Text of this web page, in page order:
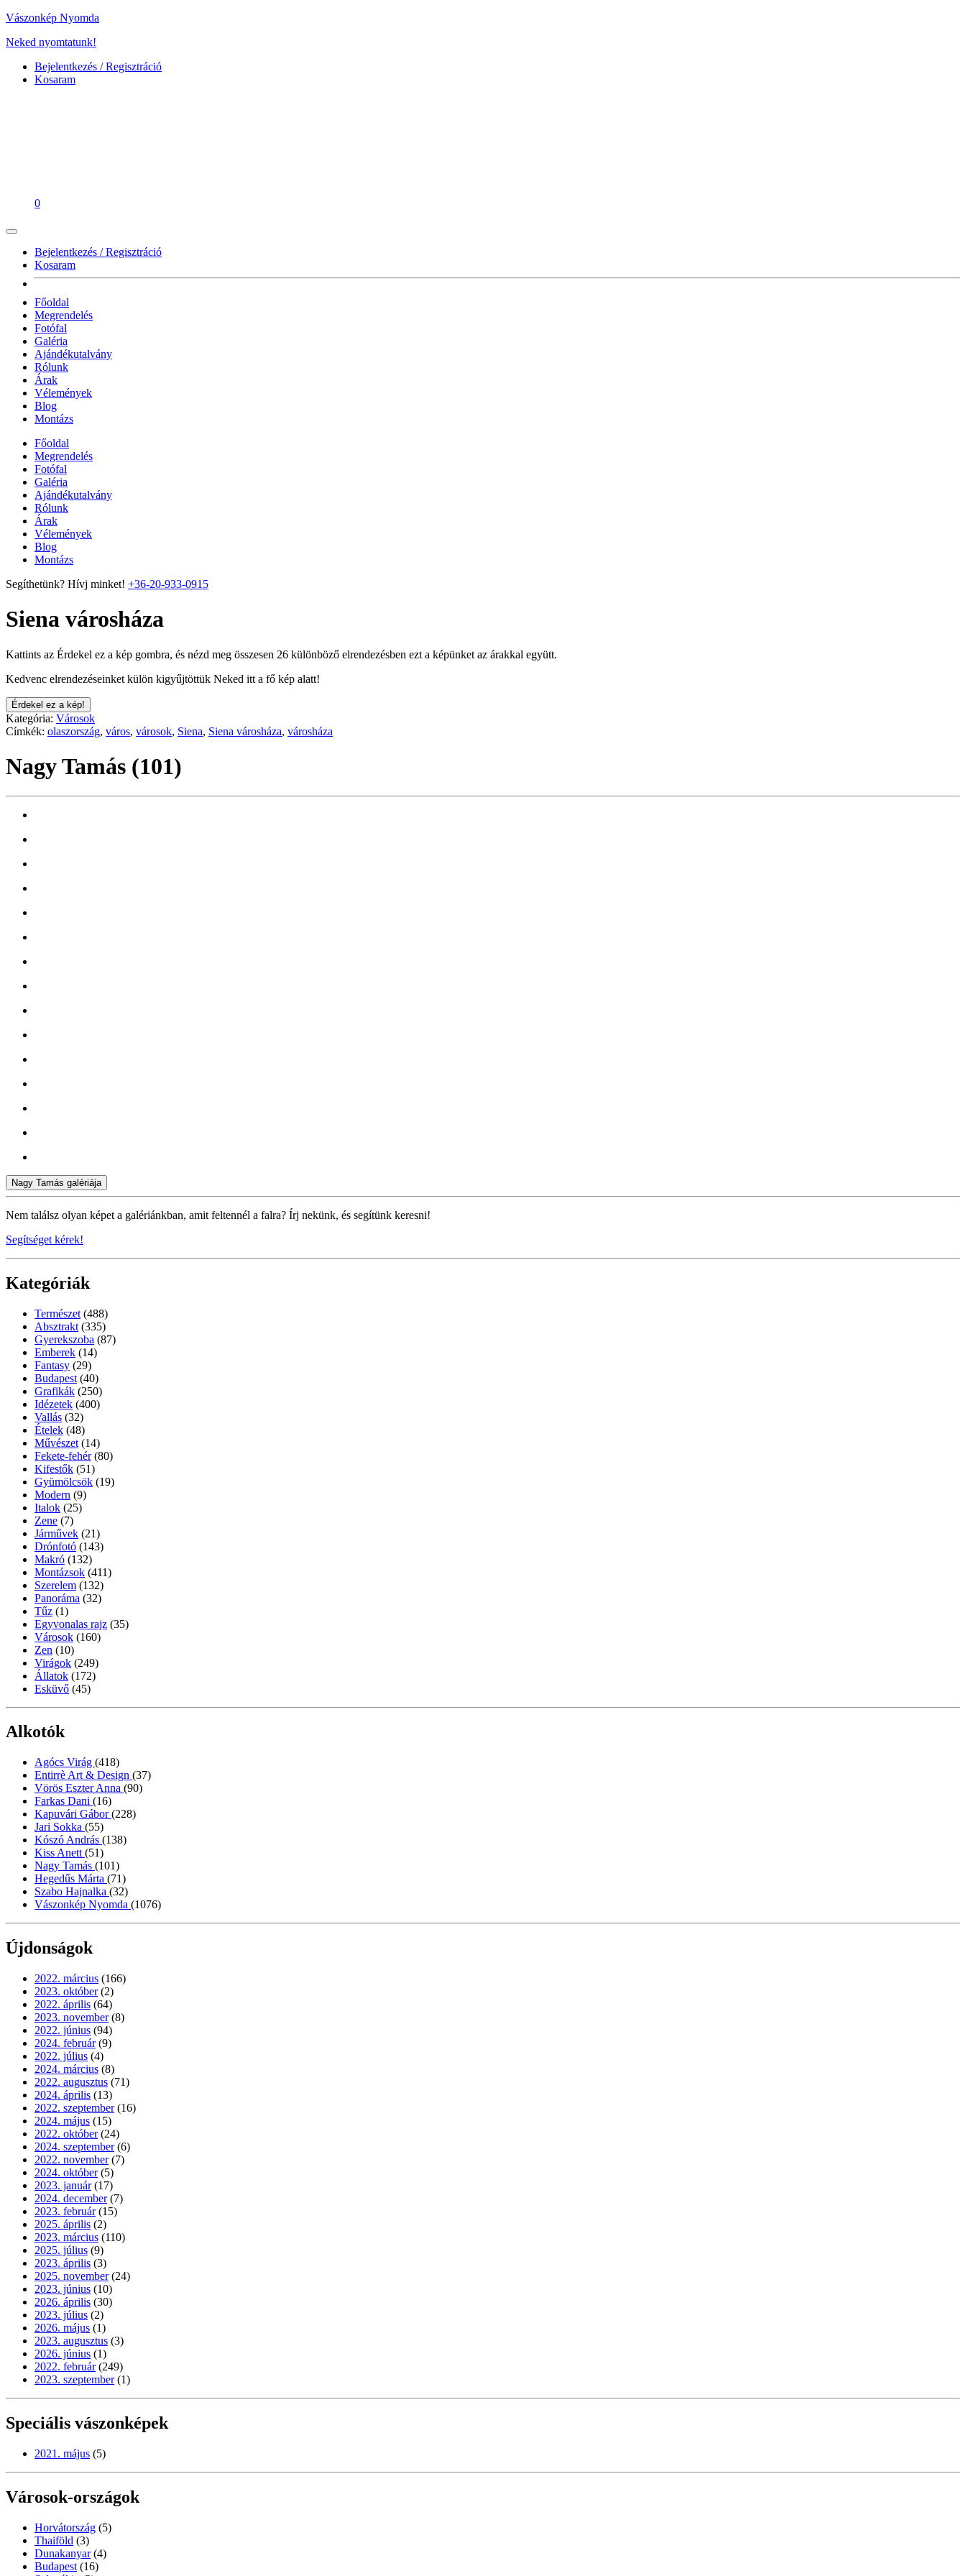
Vászonkép Nyomda
Neked nyomtatunk!
Bejelentkezés / Regisztráció
Kosaram
0
Bejelentkezés / Regisztráció
Kosaram
Főoldal
Megrendelés
Fotófal
Galéria
Ajándékutalvány
Rólunk
Árak
Vélemények
Blog
Montázs
Főoldal
Megrendelés
Fotófal
Galéria
Ajándékutalvány
Rólunk
Árak
Vélemények
Blog
Montázs
Segíthetünk? Hívj minket! +36-20-933-0915
Siena városháza
Kattints az Érdekel ez a kép gombra, és nézd meg összesen 26 különböző elrendezésben ezt a képünket az árakkal együtt.
Kedvenc elrendezéseinket külön kigyűjtöttük Neked itt a fő kép alatt!
Érdekel ez a kép!
Kategória: Városok
Címkék: olaszország, város, városok, Siena, Siena városháza, városháza
Nagy Tamás (101)
Nagy Tamás galériája
Nem találsz olyan képet a galériánkban, amit feltennél a falra? Írj nekünk, és segítünk keresni!
Segítséget kérek!
Kategóriák
Természet (488)
Absztrakt (335)
Gyerekszoba (87)
Emberek (14)
Fantasy (29)
Budapest (40)
Grafikák (250)
Idézetek (400)
Vallás (32)
Ételek (48)
Művészet (14)
Fekete-fehér (80)
Kifestők (51)
Gyümölcsök (19)
Modern (9)
Italok (25)
Zene (7)
Járművek (21)
Drónfotó (143)
Makró (132)
Montázsok (411)
Szerelem (132)
Panoráma (32)
Tűz (1)
Egyvonalas rajz (35)
Városok (160)
Zen (10)
Virágok (249)
Állatok (172)
Esküvő (45)
Alkotók
Agócs Virág (418)
Entirrè Art & Design (37)
Vörös Eszter Anna (90)
Farkas Dani (16)
Kapuvári Gábor(228)
Jari Sokka (55)
Kószó András (138)
Kiss Anett (51)
Nagy Tamás (101)
Hegedűs Márta (71)
Szabo Hajnalka (32)
Vászonkép Nyomda (1076)
Újdonságok
2022. március (166)
2023. október (2)
2022. április (64)
2023. november (8)
2022. június (94)
2024. február (9)
2022. július (4)
2024. március (8)
2022. augusztus (71)
2024. április (13)
2022. szeptember (16)
2024. május (15)
2022. október (24)
2024. szeptember (6)
2022. november (7)
2024. október (5)
2023. január (17)
2024. december (7)
2023. február (15)
2025. április (2)
2023. március (110)
2025. július (9)
2023. április (3)
2025. november (24)
2023. június (10)
2026. április (30)
2023. július (2)
2026. május (1)
2023. augusztus (3)
2026. június (1)
2022. február (249)
2023. szeptember (1)
Speciális vászonképek
2021. május (5)
Városok-országok
Horvátország (5)
Thaiföld (3)
Dunakanyar (4)
Budapest (16)